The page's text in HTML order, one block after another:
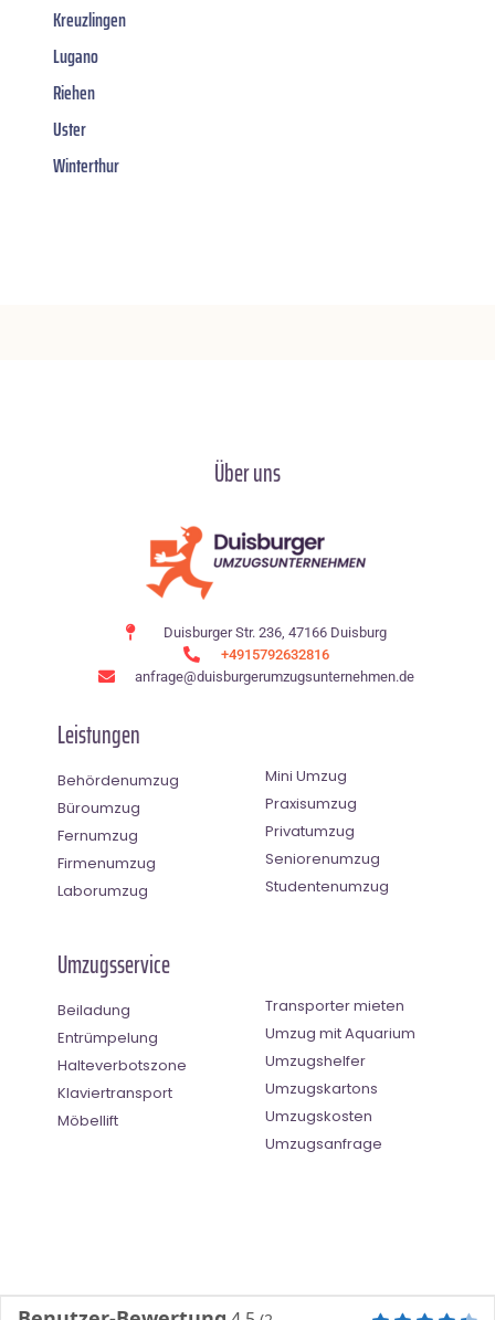
Kreuzlingen
Lugano
Riehen
Uster
Winterthur
Über uns
Duisburger Str. 236, 47166 Duisburg
+4915792632816
anfrage@duisburgerumzugsunternehmen.de
Leistungen
Behördenumzug
Büroumzug
Fernumzug
Firmenumzug
Laborumzug
Mini Umzug
Praxisumzug
Privatumzug
Seniorenumzug
Studentenumzug
Umzugsservice
Beiladung
Entrümpelung
Halteverbotszone
Klaviertransport
Möbellift
Transporter mieten
Umzug mit Aquarium
Umzugshelfer
Umzugskartons
Umzugskosten
Umzugsanfrage